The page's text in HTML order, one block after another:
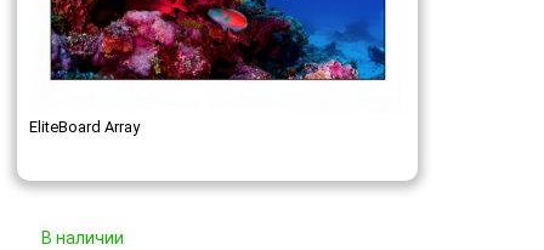
EliteBoard Array
В наличии